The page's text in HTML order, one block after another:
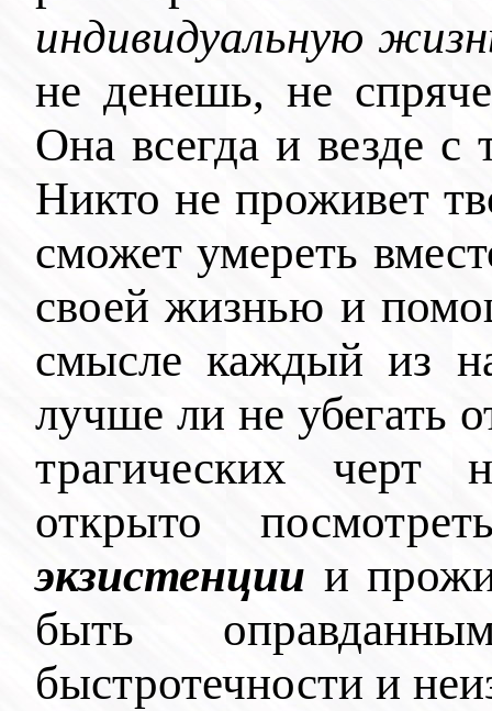
индивидуальную
не денешь, не
Она всегда и везде с
Никто не проживет
сможет умереть
своей жизнью и
смысле каждый из
лучше ли не убегать
трагических черт
открыто
экзистенции и
быть
быстротечности и